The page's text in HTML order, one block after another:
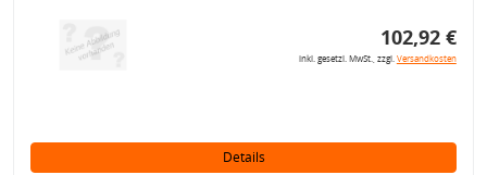
102,92 €
inkl. gesetzl. MwSt., zzgl.Versandkosten
Details